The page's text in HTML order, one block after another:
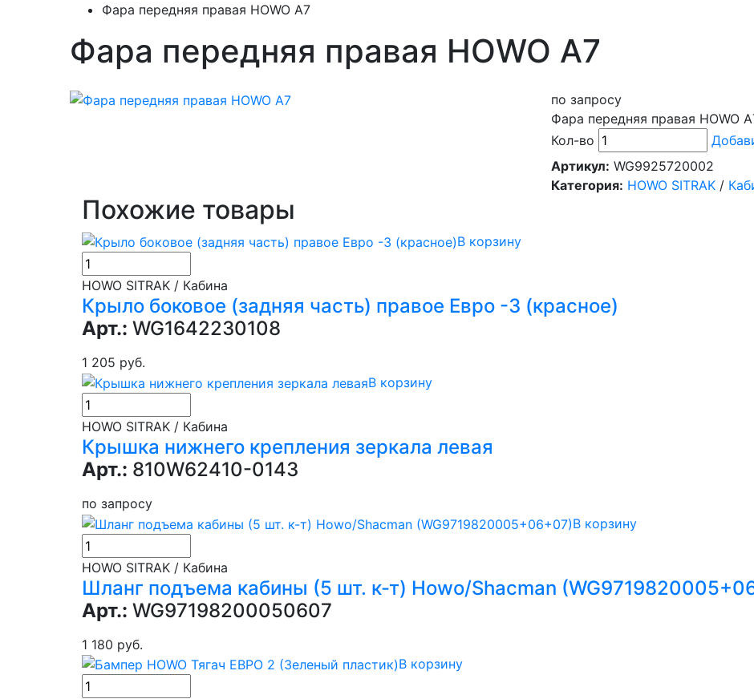
Фара передняя правая HOWO A7
Фара передняя правая HOWO A7
по запросу
Фара передняя правая HOWO
Кол-во
Артикул: WG9925720002
Категория: HOWO SITRAK /
Похожие товары
В корзину
HOWO SITRAK / Кабина
Крыло боковое (задняя часть) правое Евро -3 (красное)
Арт.: WG1642230108
1 205 руб.
В корзину
HOWO SITRAK / Кабина
Крышка нижнего крепления зеркала левая
Арт.: 810W62410-0143
по запросу
В корзину
HOWO SITRAK / Кабина
Шланг подъема кабины (5 шт. к-т) Howo/Shacman
Арт.: WG97198200050607
1 180 руб.
В корзину